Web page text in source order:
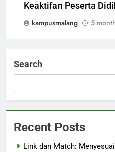
Keaktifan Peserta
kampusmalang
5
Search
Recent Posts
Link dan Match: